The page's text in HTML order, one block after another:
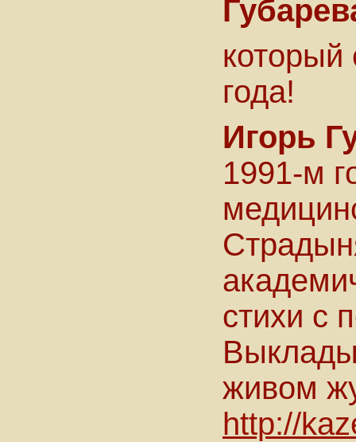
который
года!
Игорь
1991-м
стихи с
живом
http://